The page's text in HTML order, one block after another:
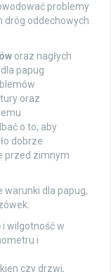
problemy
dróg oddechowych
oraz nagłych
papug
oraz
o to, aby
dobrze
przed zimnym
warunki dla papug,
wilgotność w
i
czy drzwi,